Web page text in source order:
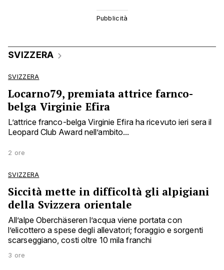
SVIZZERA
SVIZZERA
Locarno79, premiata attrice farnco-
belga Virginie Efira
L’attrice franco-belga Virginie Efira ha ricevuto ieri sera il
Leopard Club Award nell’ambito...
2 ore
SVIZZERA
Siccità mette in difficoltà gli alpigiani
della Svizzera orientale
All’alpe Oberchäseren l’acqua viene portata con
l’elicottero a spese degli allevatori; foraggio e sorgenti
scarseggiano, costi oltre 10 mila franchi
3 ore